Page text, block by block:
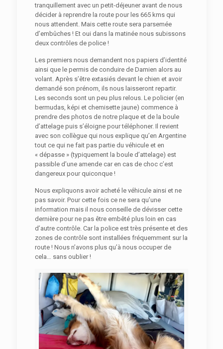
tranquillement avec un petit-déjeuner avant de nous
décider à reprendre la route pour les 665 kms qui
nous attendent. Mais cette route sera parsemée
d’embûches ! Et oui dans la matinée nous subissons
deux contrôles de police !
Les premiers nous demandent nos papiers d’identité
ainsi que le permis de conduire de Damien alors au
volant. Après s’être extasiés devant le chien et avoir
demandé son prénom, ils nous laisseront repartir.
Les seconds sont un peu plus relous. Le policier (en
bermudas, képi et chemisette jaune) commence à
prendre des photos de notre plaque et de la boule
d’attelage puis s’éloigne pour téléphoner. Il revient
avec son collègue qui nous explique qu’en Argentine
tout ce qui ne fait pas partie du véhicule et en
« dépasse » (typiquement la boule d’attelage) est
passible d’une amende car en cas de choc c’est
dangereux pour quiconque !
Nous expliquons avoir acheté le véhicule ainsi et ne
pas savoir. Pour cette fois ce ne sera qu’une
information mais il nous conseille de dévisser cette
dernière pour ne pas être embêté plus loin en cas
d’autre contrôle. Car la police est très présente et des
zones de contrôle sont installées fréquemment sur la
route ! Nous n’avons plus qu’à nous occuper de
cela… sans oublier !